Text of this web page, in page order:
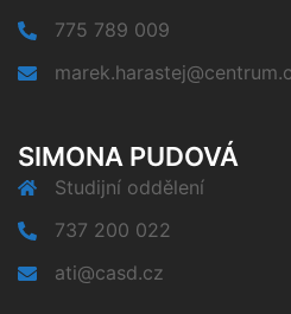
775 789 009
SIMONA PUDOVÁ
Studijní oddělení
737 200 022
ati@casd.cz